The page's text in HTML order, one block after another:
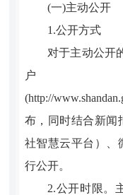
(一)主动公开
1.公开方式
对于主动公开
户
(http://
布，同时结合新闻
社智慧云平台）、
行公开。
2.公开时限。